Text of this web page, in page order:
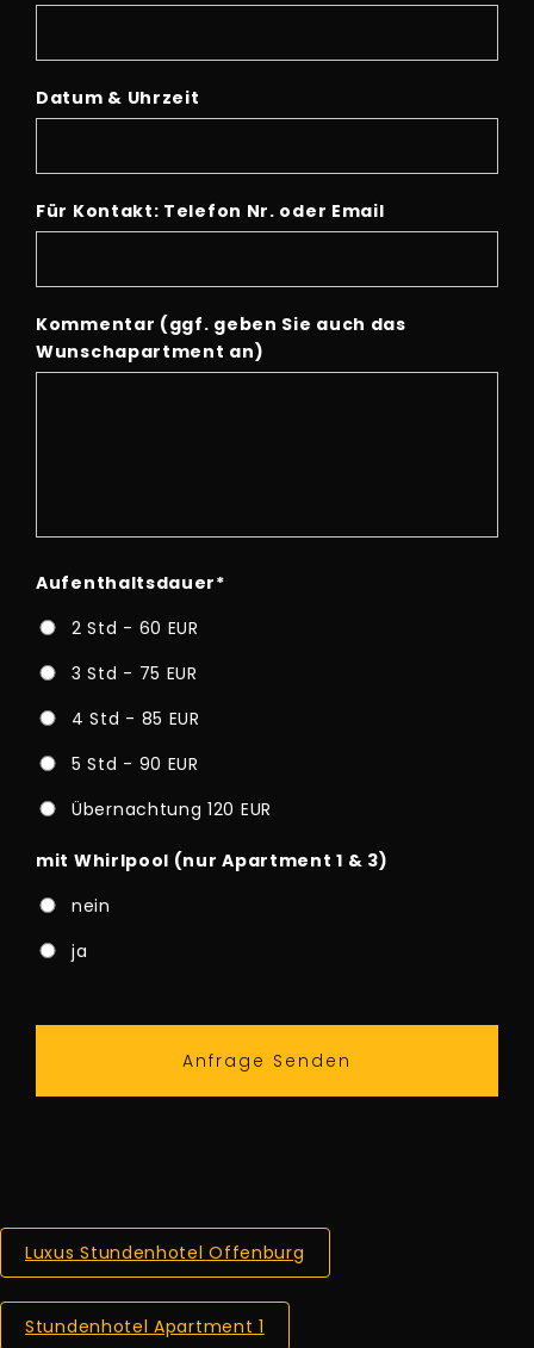
Datum & Uhrzeit
Für Kontakt: Telefon Nr. oder Email
Kommentar (ggf. geben Sie auch das
Wunschapartment an)
Aufenthaltsdauer*
2 Std - 60 EUR
3 Std - 75 EUR
4 Std - 85 EUR
5 Std - 90 EUR
Übernachtung 120 EUR
mit Whirlpool (nur Apartment 1 & 3)
nein
ja
Luxus Stundenhotel Offenburg
Stundenhotel Apartment 1